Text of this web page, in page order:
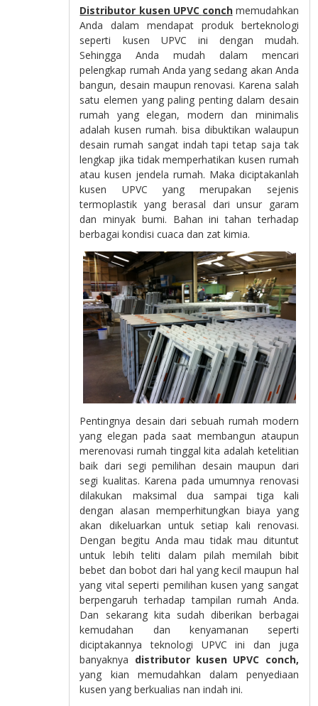
Distributor kusen UPVC conchmemudahkan
Anda dalam mendapat produk berteknologi
seperti kusen UPVC ini dengan mudah.
Sehingga Anda mudah dalam mencari
pelengkap rumah Anda yang sedang akan Anda
bangun, desain maupun renovasi. Karena salah
satu elemen yang paling penting dalam desain
rumah yang elegan, modern dan minimalis
adalah kusen rumah. bisa dibuktikan walaupun
desain rumah sangat indah tapi tetap saja tak
lengkap jika tidak memperhatikan kusen rumah
atau kusen jendela rumah. Maka diciptakanlah
kusen UPVC yang merupakan sejenis
termoplastik yang berasal dari unsur garam
dan minyak bumi. Bahan ini tahan terhadap
berbagai kondisi cuaca dan zat kimia.
Pentingnya desain dari sebuah rumah modern
yang elegan pada saat membangun ataupun
merenovasi rumah tinggal kita adalah ketelitian
baik dari segi pemilihan desain maupun dari
segi kualitas. Karena pada umumnya renovasi
dilakukan maksimal dua sampai tiga kali
dengan alasan memperhitungkan biaya yang
akan dikeluarkan untuk setiap kali renovasi.
Dengan begitu Anda mau tidak mau dituntut
untuk lebih teliti dalam pilah memilah bibit
bebet dan bobot dari hal yang kecil maupun hal
yang vital seperti pemilihan kusen yang sangat
berpengaruh terhadap tampilan rumah Anda.
Dan sekarang kita sudah diberikan berbagai
kemudahan dan kenyamanan seperti
diciptakannya teknologi UPVC ini dan juga
banyaknya distributor kusen UPVC conch,
yang kian memudahkan dalam penyediaan
kusen yang berkualias nan indah ini.